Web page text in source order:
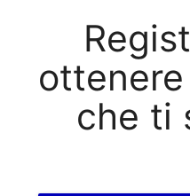
ottenere
che ti